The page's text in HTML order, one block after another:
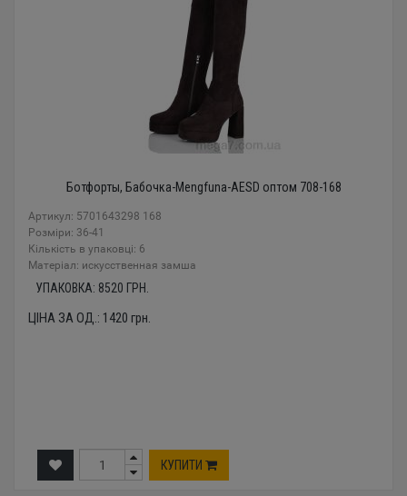
Ботфорты, Бабочка-Mengfuna-AESD оптом 708-168
Артикул: 5701643298 168
Розміри: 36-41
Кількість в упаковці: 6
Mатеріал: искусственная замша
УПАКОВКА: 8520 ГРН.
ЦІНА ЗА ОД.: 1420 грн.
КУПИТИ